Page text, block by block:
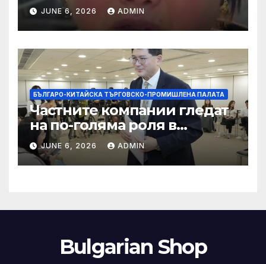
правила за ограничаване на
слуховете и
кибернасилниците
JUNE 6, 2026 ADMIN
БЪЛГАРО-КИТАЙСКА ТЪРГОВСКО-ПРОМИШЛЕНА ПАЛАТА
Частните компании гледат
на по-голяма роля в
стратегическата
енергетика
JUNE 6, 2026 ADMIN
Bulgarian Shop